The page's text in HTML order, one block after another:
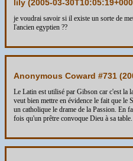
lily (2005-03-
je voudrai savoir si il existe un sorte de
l'ancien egyptien ??
Anonymous Coward #731 (
Le Latin est utilisé par Gibson car c'est la
veut bien mettre en évidence le fait que le
un catholique le drame de la Passion. En
fois qu'un prêtre convoque Dieu à sa